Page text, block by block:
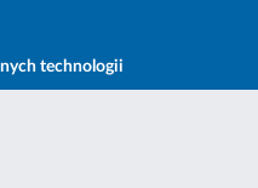
technologii